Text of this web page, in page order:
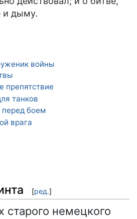
и дыму.
войны
препятствие
танков
боем
врага
[ред.]
старого немецкого